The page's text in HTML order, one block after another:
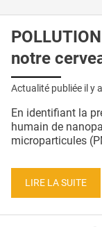
notre
Actualité publiée il y a
En identifiant la
humain de
microparticules
LIRE LA SUITE